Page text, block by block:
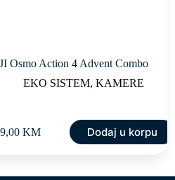
Osmo Action 4 Advent Combo
EKO SISTEM,KAMERE
KM Dodaj u korpu